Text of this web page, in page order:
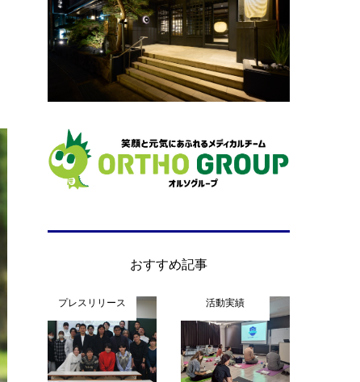
おすすめ記事
プレスリリース 活動実績